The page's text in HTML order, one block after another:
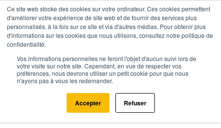
Ce site web stocke des cookies sur votre ordinateur. Ces cookies permettent
d'améliorer votre expérience de site web et de fournir des services plus
personnalisés, à la fois sur ce site et via d'autres médias. Pour obtenir plus
d'informations sur les cookies que nous utilisons, consultez notre politique de
confidentialité.
Vos informations personnelles ne feront l'objet d'aucun suivi lors de
votre visite sur notre site. Cependant, en vue de respecter vos
préférences, nous devrons utiliser un petit cookie pour que nous
n'ayons pas à vous les redemander.
Accepter Refuser
Agence.immo Prix immobilier Occitanie Aude
Payra-sur-l'Hers (11410)
Estimation immobilière à Payra-
sur-l'Hers : Prix m² 2026